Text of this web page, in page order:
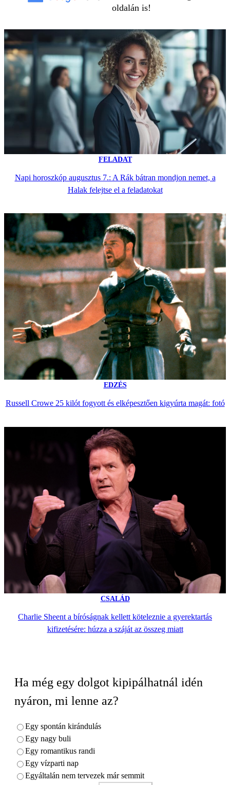
oldalán is!
FELADAT
Napi horoszkóp augusztus 7.: A Rák bátran mondjon nemet, a
Halak felejtse el a feladatokat
EDZÉS
Russell Crowe 25 kilót fogyott és elképesztően kigyúrta magát: fotó
CSALÁD
Charlie Sheent a bíróságnak kellett köteleznie a gyerektartás
kifizetésére: húzza a száját az összeg miatt
Ha még egy dolgot kipipálhatnál idén
nyáron, mi lenne az?
Egy spontán kirándulás
Egy nagy buli
Egy romantikus randi
Egy vízparti nap
Egyáltalán nem tervezek már semmit